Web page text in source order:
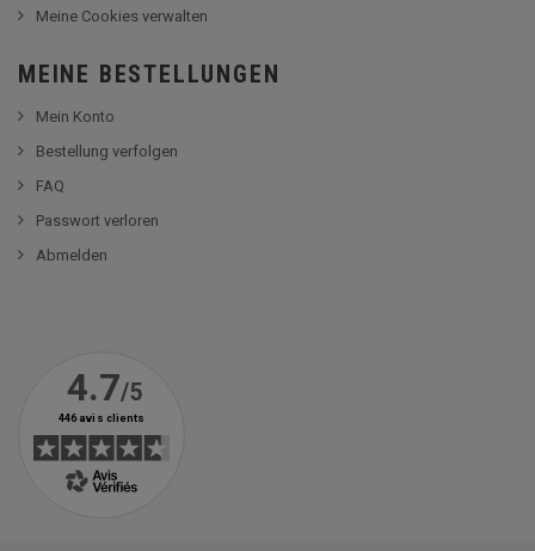
Meine Cookies verwalten
MEINE BESTELLUNGEN
Mein Konto
Bestellung verfolgen
FAQ
Passwort verloren
Abmelden